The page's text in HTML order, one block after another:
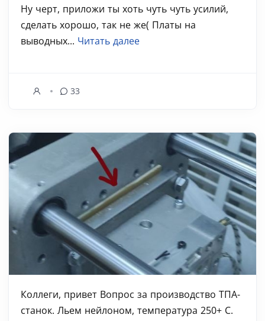
Ну черт, приложи ты хоть чуть чуть усилий,
сделать хорошо, так не же( Платы на
выводных... Читать далее
33
Коллеги, привет Вопрос за производство ТПА-
станок. Льем нейлоном, температура 250+ С.